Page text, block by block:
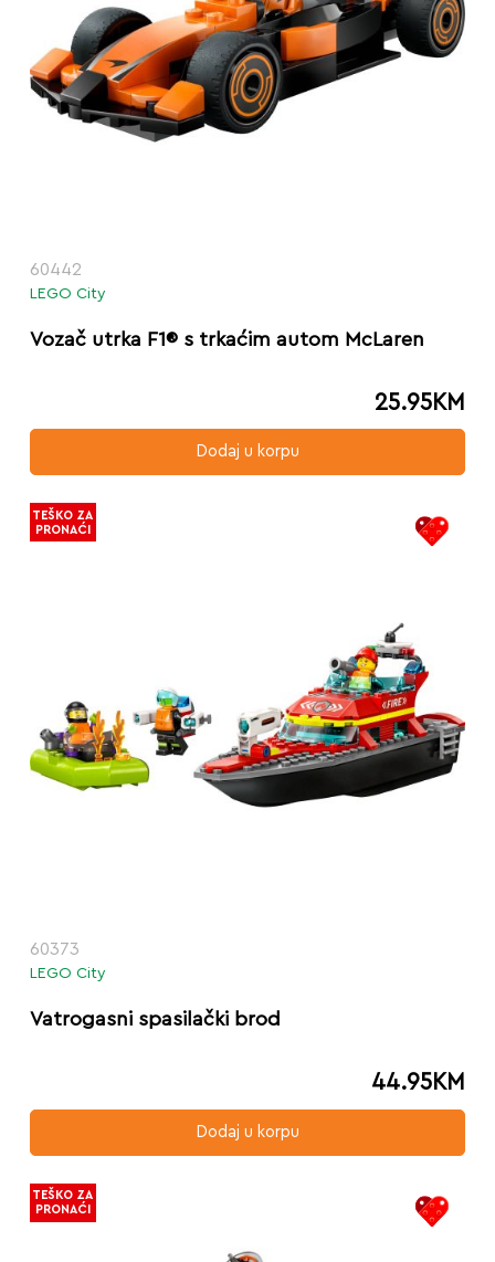
60442
LEGO City
Vozač utrka F1® s trkaćim autom McLaren
25.95KM
Dodaj u korpu
60373
LEGO City
Vatrogasni spasilački brod
44.95KM
Dodaj u korpu
TEŠKO ZA
PRONAĆI
TEŠKO ZA
PRONAĆI